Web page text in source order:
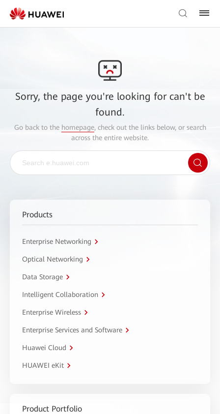
Sorry, the page you're looking for can't be
found.
Go back to the homepage, check out the links below, or search
across the entire website.
Products
Enterprise Networking
Optical Networking
Data Storage
Intelligent Collaboration
Enterprise Wireless
Enterprise Services and Software
Huawei Cloud
HUAWEI eKit
Product Portfolio